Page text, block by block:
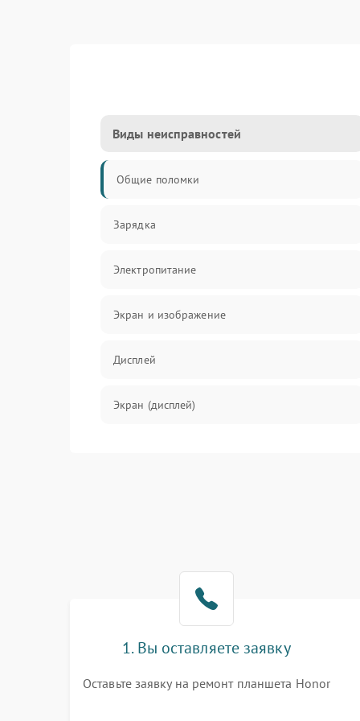
Виды неисправностей
Общие поломки
Зарядка
Электропитание
Экран и изображение
Дисплей
Экран (дисплей)
Влага и механические повреждения
Сеть и интернет
1. Вы оставляете заявку
Оставьте заявку на ремонт планшета Honor